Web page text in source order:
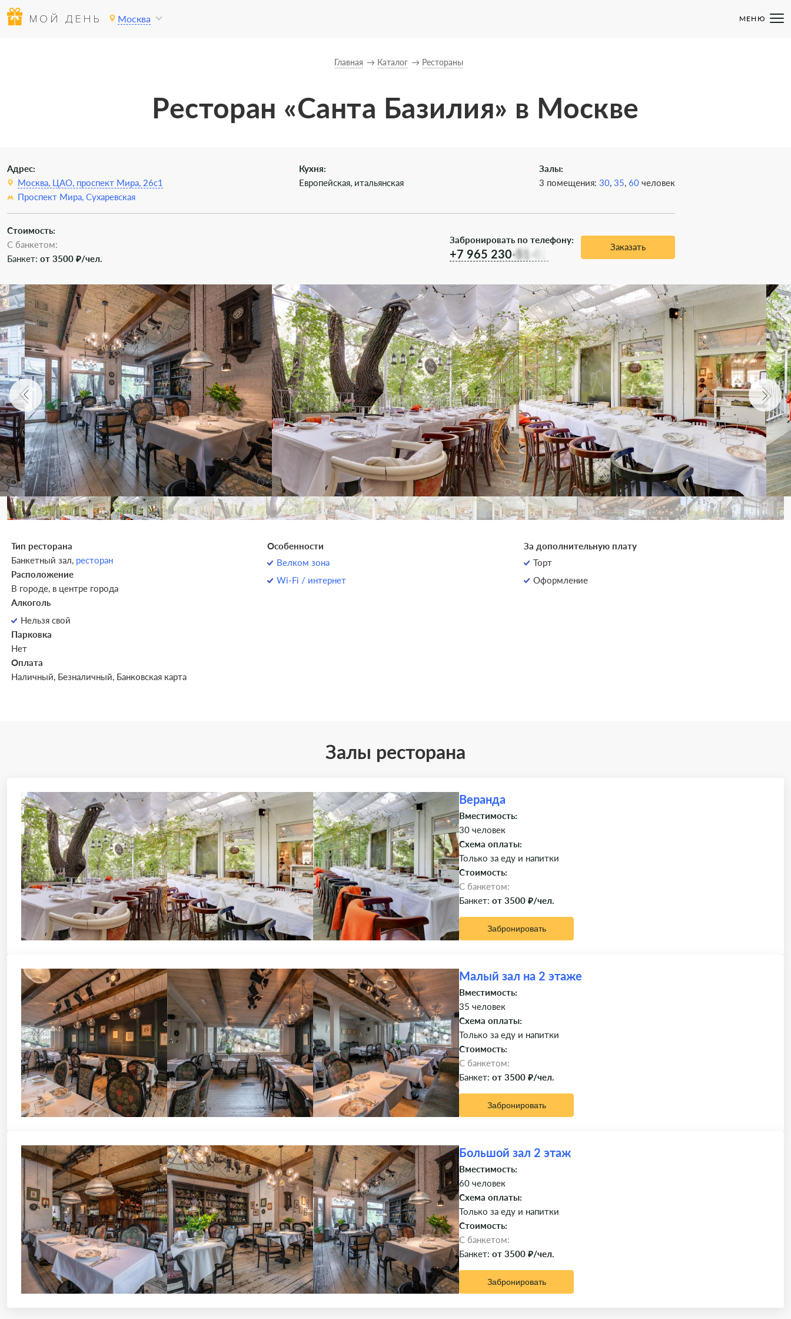
МОЙ ДЕНЬ Москва МЕНЮ
Главная Каталог Рестораны
Ресторан «Санта Базилия» в Москве
Адрес:
Москва, ЦАО, проспект Мира, 26с1
Проспект Мира, Сухаревская
Кухня:
Европейская, итальянская
Залы:
3 помещения: 30, 35, 60 человек
Стоимость:
С банкетом:
Банкет: от 3500 ₽/чел.
Забронировать по телефону:
+7 965 230-51-02 Заказать
Тип ресторана
Банкетный зал, ресторан
Расположение
В городе, в центре города
Алкоголь
Нельзя свой
Парковка
Нет
Оплата
Наличный, Безналичный, Банковская карта
Особенности
Велком зона
Wi-Fi / интернет
За дополнительную плату
Торт
Оформление
Залы ресторана
Веранда
Вместимость:
30 человек
Схема оплаты:
Только за еду и напитки
Стоимость:
C банкетом:
Банкет: от 3500 ₽/чел.
Забронировать
Малый зал на 2 этаже
Вместимость:
35 человек
Схема оплаты:
Только за еду и напитки
Стоимость:
C банкетом:
Банкет: от 3500 ₽/чел.
Забронировать
Большой зал 2 этаж
Вместимость:
60 человек
Схема оплаты:
Только за еду и напитки
Стоимость:
C банкетом:
Банкет: от 3500 ₽/чел.
Забронировать